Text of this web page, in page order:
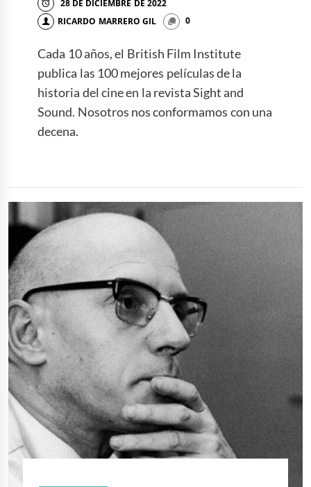
28 DE DICIEMBRE DE 2022
RICARDO MARRERO GIL
0
Cada 10 años, el British Film Institute
publica las 100 mejores películas de la
historia del cine en la revista Sight and
Sound. Nosotros nos conformamos con una
decena.